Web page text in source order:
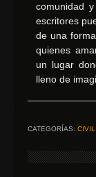
comunidad
escritores
de una
quienes
un lugar
lleno de
CATEGORÍAS: